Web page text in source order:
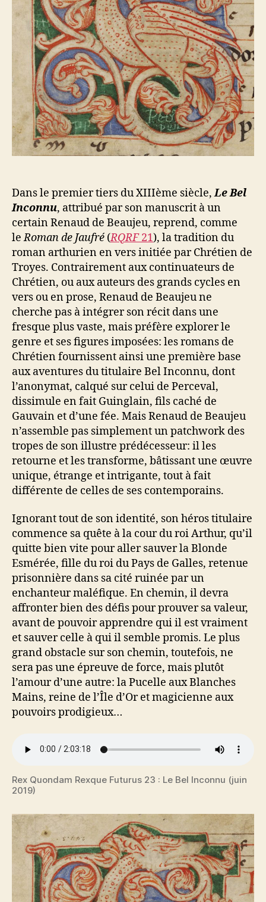
Dans le premier tiers du XIIIème siècle,Le Bel
Inconnu, attribué par son manuscrit à un
certain Renaud de Beaujeu, reprend, comme
leRoman de Jaufré (RQRF21), la tradition du
roman arthurien en vers initiée par Chrétien de
Troyes. Contrairement aux continuateurs de
Chrétien, ou aux auteurs des grands cycles en
vers ou en prose, Renaud de Beaujeu ne
cherche pas à intégrer son récit dans une
fresque plus vaste, mais préfère explorer le
genre et ses figures imposées: les romans de
Chrétien fournissent ainsi une première base
aux aventures du titulaire Bel Inconnu, dont
l’anonymat, calqué sur celui de Perceval,
dissimule en fait Guinglain, fils caché de
Gauvain et d’une fée. Mais Renaud de Beaujeu
n’assemble pas simplement un patchwork des
tropes de son illustre prédécesseur: il les
retourne et les transforme, bâtissant une œuvre
unique, étrange et intrigante, tout à fait
différente de celles de ses contemporains.
Ignorant tout de son identité, son héros titulaire
commence sa quête à la cour du roi Arthur, qu’il
quitte bien vite pour aller sauver la Blonde
Esmérée, fille du roi du Pays de Galles, retenue
prisonnière dans sa cité ruinée par un
enchanteur maléfique. En chemin, il devra
affronter bien des défis pour prouver sa valeur,
avant de pouvoir apprendre qui il est vraiment
et sauver celle à qui il semble promis. Le plus
grand obstacle sur son chemin, toutefois, ne
sera pas une épreuve de force, mais plutôt
l’amour d’une autre: la Pucelle aux Blanches
Mains, reine de l’Île d’Or et magicienne aux
pouvoirs prodigieux…
Rex Quondam Rexque Futurus 23 : Le Bel Inconnu (juin
2019)